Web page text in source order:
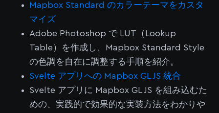
Mapbox Standard のカラーテーマをカスタ
マイズ
Adobe Photoshop で LUT（Lookup
Table）を作成し、Mapbox Standard Style
の色調を自在に調整する手順を紹介。
Svelte アプリへの Mapbox GL JS 統合
Svelte アプリに Mapbox GL JS を組み込むた
めの、実践的で効果的な実装方法をわかりや